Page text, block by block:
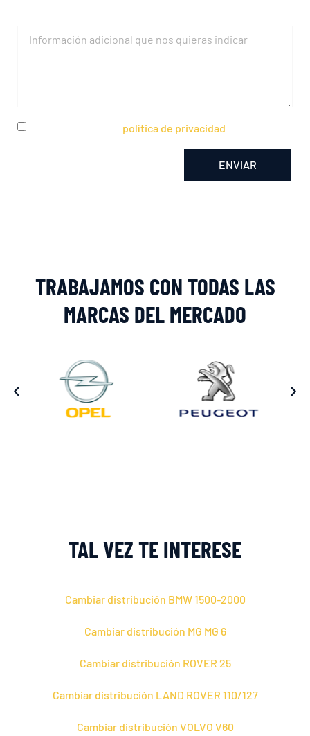
política de privacidad
ENVIAR
TRABAJAMOS CON TODAS LAS
MARCAS DEL MERCADO
TAL VEZ TE INTERESE
Cambiar distribución BMW 1500-2000
Cambiar distribución MG MG 6
Cambiar distribución ROVER 25
Cambiar distribución LAND ROVER 110/127
Cambiar distribución VOLVO V60